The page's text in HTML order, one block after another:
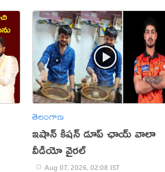
తెలంగాణ
ఇషాన్ కిషన్ డూప్ ఛాయ్ వాలా
వీడియో వైరల్
Aug 07, 2026, 02:08 IST